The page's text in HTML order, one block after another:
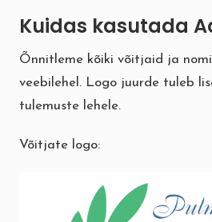
Kuidas kasutada
Õnnitleme kõiki võitjaid ja
veebilehel. Logo juurde tuleb
tulemuste lehele.
Võitjate logo: